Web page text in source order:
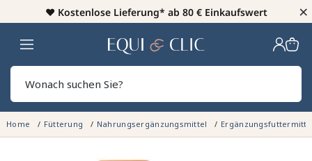
♥️ Kostenlose Lieferung* ab 80 € Einkaufswert ×
Heim
Home Fütterung Nahrungsergänzungsmittel